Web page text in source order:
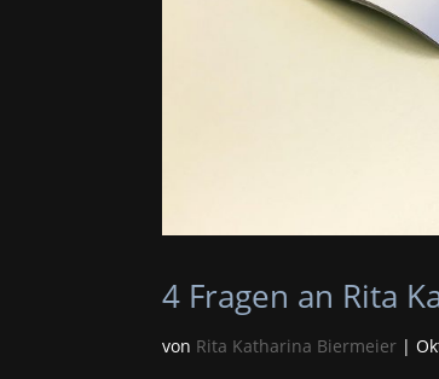
4 Fragen an Rita
von Rita Katharina Biermeier |